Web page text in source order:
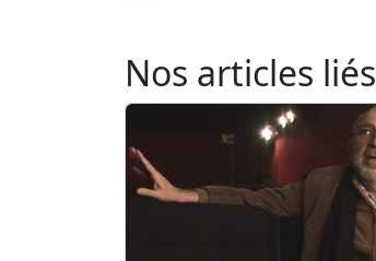
Nos articles liés